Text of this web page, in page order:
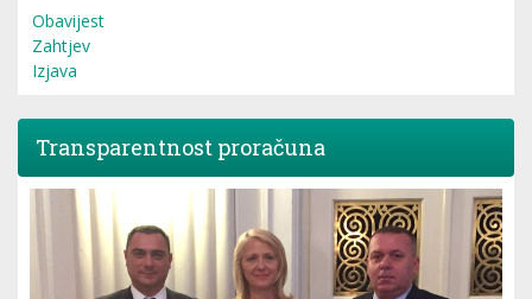
Obavijest
Zahtjev
Izjava
Transparentnost proračuna